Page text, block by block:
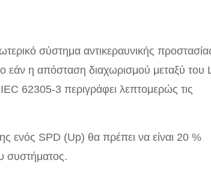
σύστημα αντικεραυνικής
εάν η απόσταση διαχωρισμού μεταξύ του
62305-3 περιγράφει λεπτομερώς τις
ενός SPD (Up) θα πρέπει να είναι 20 %
συστήματος.